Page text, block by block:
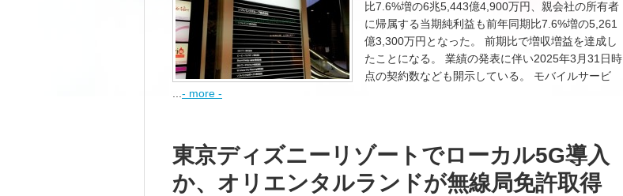
比7.6%増の6兆5,443億4,900万円、親会社の所有者
に帰属する当期純利益も前年同期比7.6%増の5,261
億3,300万円となった。 前期比で増収増益を達成し
たことになる。 業績の発表に伴い2025年3月31日時
点の契約数なども開示している。 モバイルサービ
- more -
東京ディズニーリゾートでローカル5G導入
か、オリエンタルランドが無線局免許取得